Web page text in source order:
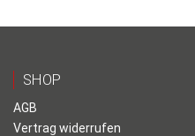
SHOP
AGB
Vertrag widerrufen